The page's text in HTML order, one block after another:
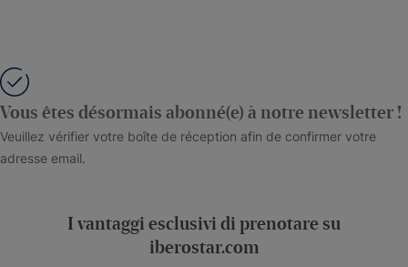
Vous êtes désormais abonné(e) à notre newsletter !
Veuillez vérifier votre boîte de réception afin de confirmer votre
adresse email.
I vantaggi esclusivi di prenotare su
iberostar.com